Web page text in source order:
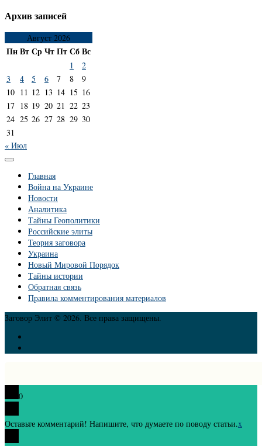
Архив записей
Август 2026
ПнВтСрЧтПтСбВс
1
2
3
4 5 6 7 8
9
10 11 12 13 14 15 16
17 18 19 20 21 22 23
24 25 26 27 28 29 30
31
« Июл
Главная
Война на Украине
Новости
Аналитика
Тайны Геополитики
Российские элиты
Теория заговора
Украина
Новый Мировой Порядок
Тайны истории
Обратная связь
Правила комментирования материалов
Заговор Элит © 2026. Все права защищены.
0
Оставьте комментарий! Напишите, что думаете по поводу статьи.x